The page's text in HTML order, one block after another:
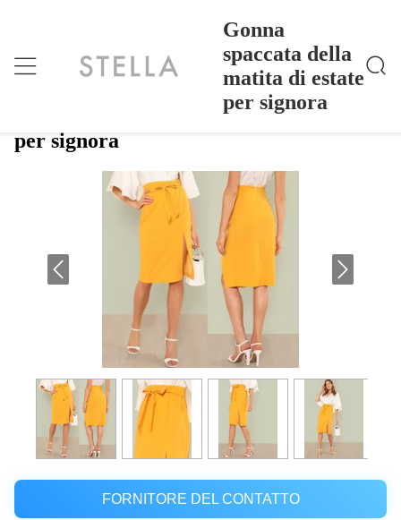
Gonna
spaccata della
matita di estate
per signora
Casa> Products> Gonna Spaccata Della Matita Di Estate Per Signora
Gonna spaccata della matita di estate
per signora
FORNITORE DEL CONTATTO